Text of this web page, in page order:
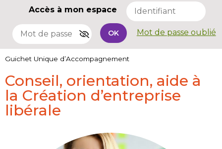
Accès à mon espace
OK Mot de passe oublié
Guichet Unique d’Accompagnement
Conseil, orientation, aide à
la Création d’entreprise
libérale